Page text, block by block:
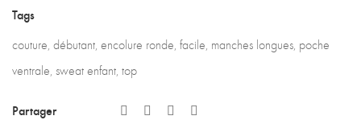
Tags
couture, débutant, encolure ronde, facile, manches longues, poche
ventrale, sweat enfant, top
Partager